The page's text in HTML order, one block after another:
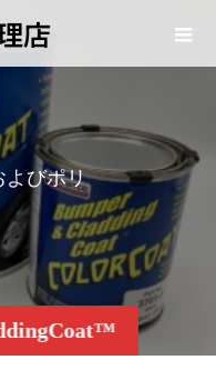
店
ポ リプロピレ